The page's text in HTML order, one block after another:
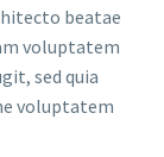
beatae
voluptatem
sed quia
voluptatem